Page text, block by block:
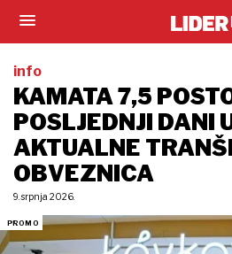
info
KAMATA 7,5
POSLJEDNJI DANI
AKTUALNE
OBVEZNICA
9. srpnja 2026.